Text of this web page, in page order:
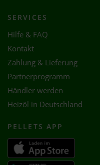
SERVICES
Hilfe & FAQ
Kontakt
Zahlung & Lieferung
Partnerprogramm
Händler werden
Heizöl in Deutschland
PELLETS APP